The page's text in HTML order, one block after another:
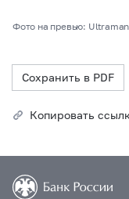
Фото на превью:
Сохранить в PDF
Копировать